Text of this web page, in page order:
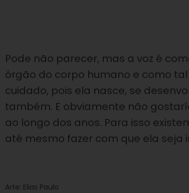
Pode não parecer, mas a voz é
órgão do corpo humano e como
cuidado, pois ela nasce, se
também. E obviamente não
ao longo dos anos. Para isso
até mesmo fazer com que ela seja
Arte: Elias Paulo